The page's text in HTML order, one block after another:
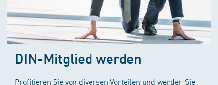
DIN-Mitglied werden
Profitieren Sie von diversen Vorteilen und werden Sie